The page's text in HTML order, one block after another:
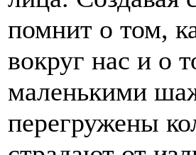
помнит о том,
вокруг нас и о
маленькими
перегружены